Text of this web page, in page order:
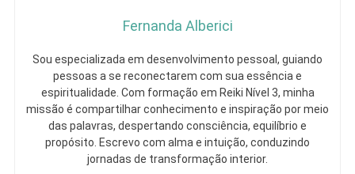
Fernanda Alberici
Sou especializada em desenvolvimento pessoal, guiando
pessoas a se reconectarem com sua essência e
espiritualidade. Com formação em Reiki Nível 3, minha
missão é compartilhar conhecimento e inspiração por meio
das palavras, despertando consciência, equilíbrio e
propósito. Escrevo com alma e intuição, conduzindo
jornadas de transformação interior.